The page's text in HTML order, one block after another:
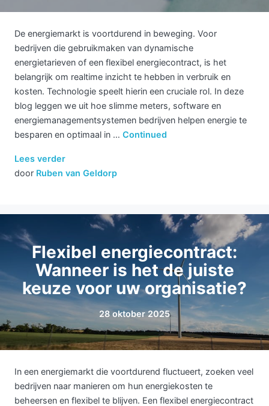
De energiemarkt is voortdurend in beweging. Voor
bedrijven die gebruikmaken van dynamische
energietarieven of een flexibel energiecontract, is het
belangrijk om realtime inzicht te hebben in verbruik en
kosten. Technologie speelt hierin een cruciale rol. In deze
blog leggen we uit hoe slimme meters, software en
energiemanagementsystemen bedrijven helpen energie te
besparen en optimaal in … Continued
Lees verder
door Ruben van Geldorp
Flexibel energiecontract:
Wanneer is het de juiste
keuze voor uw organisatie?
28 oktober 2025
In een energiemarkt die voortdurend fluctueert, zoeken veel
bedrijven naar manieren om hun energiekosten te
beheersen en flexibel te blijven. Een flexibel energiecontract